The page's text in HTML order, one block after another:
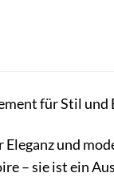
für Stil und
und
– sie ist ein